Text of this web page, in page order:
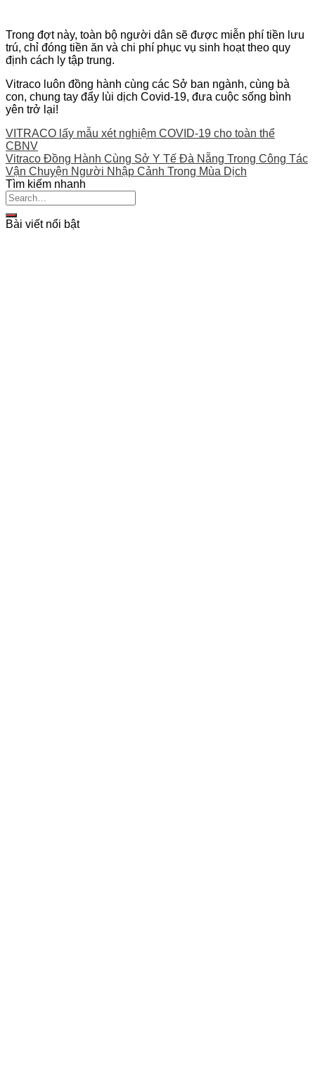
Trong đợt này, toàn bộ người dân sẽ được miễn phí tiền lưu
trú, chỉ đóng tiền ăn và chi phí phục vụ sinh hoạt theo quy
định cách ly tập trung.
Vitraco luôn đồng hành cùng các Sở ban ngành, cùng bà
con, chung tay đẩy lùi dịch Covid-19, đưa cuộc sống bình
yên trở lại!
VITRACO lấy mẫu xét nghiệm COVID-19 cho toàn thể
CBNV
Vitraco Đồng Hành Cùng Sở Y Tế Đà Nẵng Trong Công Tác
Vận Chuyện Người Nhập Cảnh Trong Mùa Dịch
Tìm kiếm nhanh
Bài viết nổi bật